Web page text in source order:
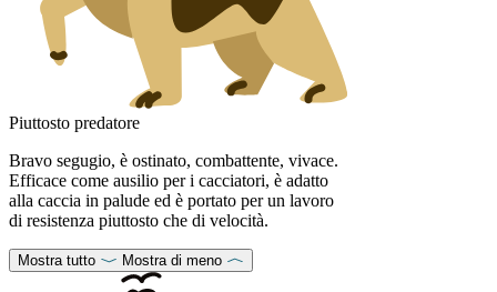
Piuttosto predatore
Bravo segugio, è ostinato, combattente, vivace.
Efficace come ausilio per i cacciatori, è adatto
alla caccia in palude ed è portato per un lavoro
di resistenza piuttosto che di velocità.
Mostra tutto Mostra di meno